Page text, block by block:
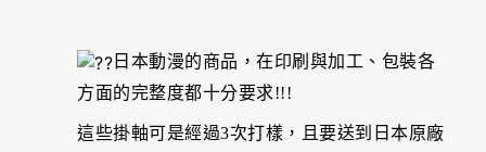
日本動漫的商品，在印刷與加工、包裝各
方面的完整度都十分要求!!!
這些掛軸可是經過3次打樣，且要送到日本原廠